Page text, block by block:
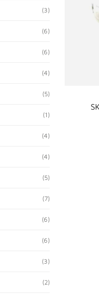
(3)
(6)
(6)
(4)
(5)
(1)
(4)
(4)
(5)
(7)
(6)
(6)
(3)
(2)